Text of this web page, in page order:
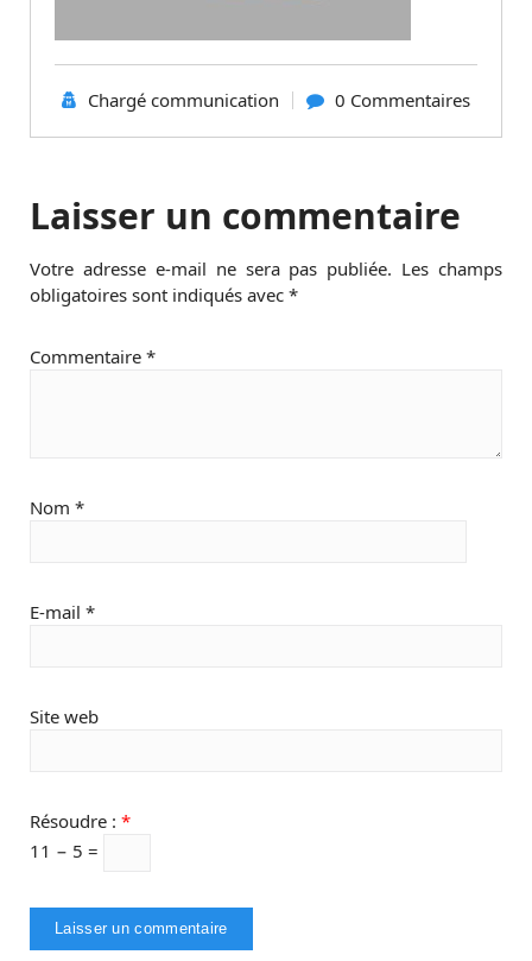
Chargé communication 0 Commentaires
Laisser un commentaire
Votre adresse e-mail ne sera pas publiée. Les champs
obligatoires sont indiqués avec *
Commentaire *
Nom *
E-mail *
Site web
Résoudre : *
11 − 5 =